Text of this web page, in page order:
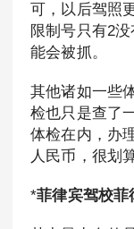
可，以后驾照
限制号只有2
能会被抓。
其他诸如一些
检也只是查了
体检在内，办
人民币，很划
*菲律宾驾校菲